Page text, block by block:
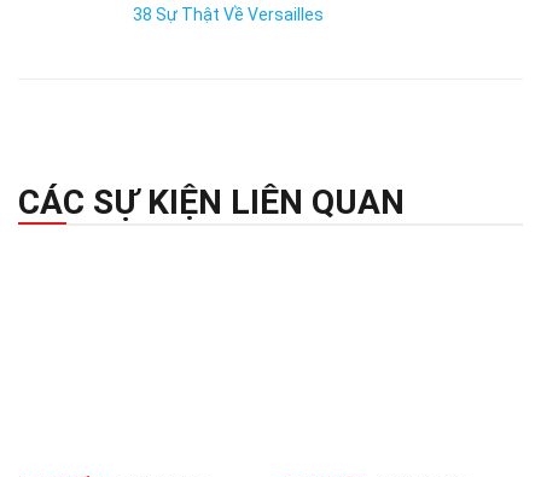
38 Sự Thật Về Versailles
CÁC SỰ KIỆN LIÊN QUAN